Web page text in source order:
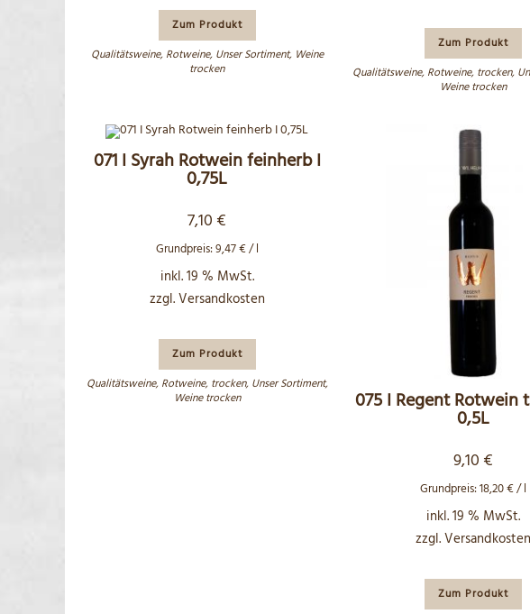
Zum Produkt
Qualitätsweine, Rotweine, Unser Sortiment, Weine
trocken
Zum Produkt
Qualitätsweine, Rotweine, trocken,
Weine trocken
071 I Syrah Rotwein feinherb I
0,75L
7,10 €
Grundpreis:9,47€/l
inkl. 19 % MwSt.
zzgl.Versandkosten
Zum Produkt
Qualitätsweine, Rotweine, trocken, Unser Sortiment,
Weine trocken
075 I Regent Rotwein
0,5L
9,10 €
Grundpreis:18,20€/l
inkl. 19 % MwSt.
zzgl.Versandkosten
Zum Produkt